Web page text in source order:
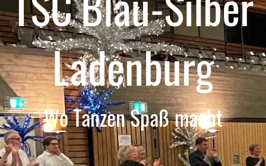
Ladenburg
Wo Tanzen Spaß macht